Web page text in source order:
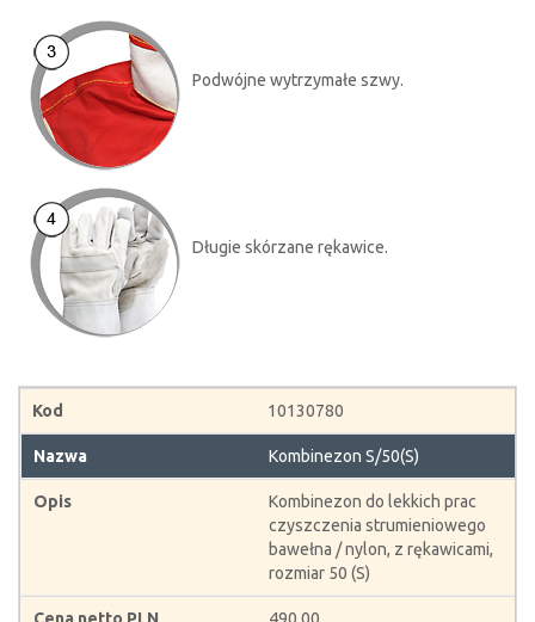
Podwójne wytrzymałe szwy.
Długie skórzane rękawice.
10130780
Kombinezon S/50(S)
Kombinezon do lekkich prac
czyszczenia strumieniowego
bawełna / nylon, z rękawicami,
rozmiar 50 (S)